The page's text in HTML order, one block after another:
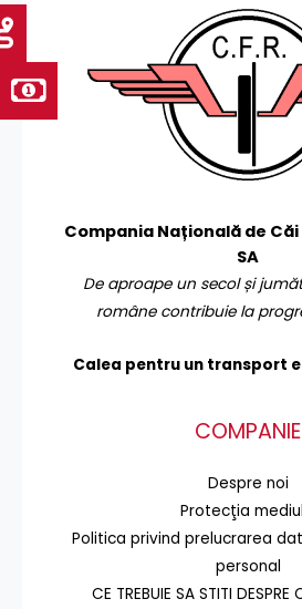
Compania Națională de Căi
SA
De aproape un secol și
române contribuie la
Calea pentru un transport
COMPANIE
Despre noi
Protecţia
Politica privind prelucrarea
personal
CE TREBUIE SA STITI DESPRE